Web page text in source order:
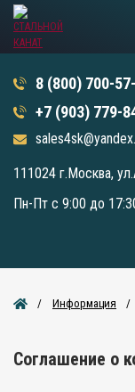
8 (800) 700-
+7 (903) 779-
111024 г.Москва,
Пн-Пт с 9:00 до
Информация
Соглашение о